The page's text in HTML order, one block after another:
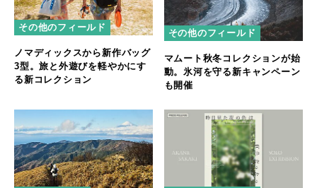
その他のフィールド
ノマディックスから新作バッグ
3型。旅と外遊びを軽やかにす
る新コレクション
その他のフィールド
マムート秋冬コレクションが始
動。氷河を守る新キャンペーン
も開催